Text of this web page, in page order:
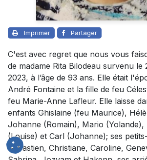
Imprimer Partager
C'est avec regret que nous vous
de madame Rita Bilodeau survenu le
2023, à l’âge de 93 ans. Elle était
André Fontaine et la fille de feu
feu Marie-Anne Lafleur. Elle laisse
enfants Ghislaine (feu Maurice),
Johanne (Romain), Mario
(Louise) et Carl (Johanne); ses
Sébastien, Christiane, Caroline,